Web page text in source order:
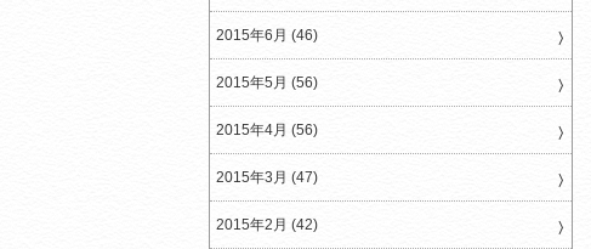
2015年6月 (46)
2015年5月 (56)
2015年4月 (56)
2015年3月 (47)
2015年2月 (42)